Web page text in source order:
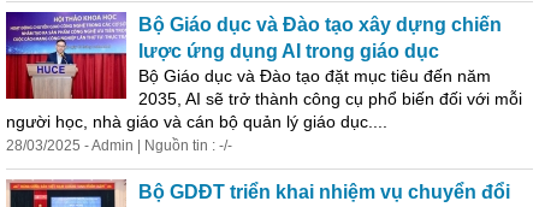
Bộ Giáo dục và Đào tạo xây dựng chiến
lược ứng dụng AI trong giáo dục
Bộ Giáo dục và Đào tạo đặt mục tiêu đến năm
2035, AI sẽ trở thành công cụ phổ biến đối với mỗi
người học, nhà giáo và cán bộ quản lý giáo dục....
28/03/2025 - Admin | Nguồn tin : -/-
Bộ GDĐT triển khai nhiệm vụ chuyển đổi